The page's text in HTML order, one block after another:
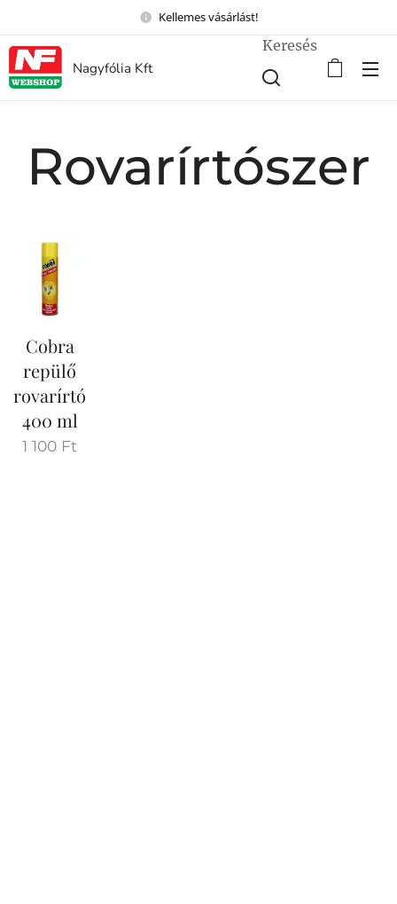
Kellemes vásárlást!
Nagyfólia Kft
Keresés
Rovarírtószer
Cobra
repülő
rovarírtó
400 ml
1 100 Ft